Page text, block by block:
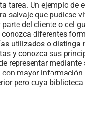
tarea. Un ejemplo de
salvaje que pudiese
del cliente o del
diferentes
utilizados o distinga
y conozca sus
representar mediante
mayor información
pero cuya